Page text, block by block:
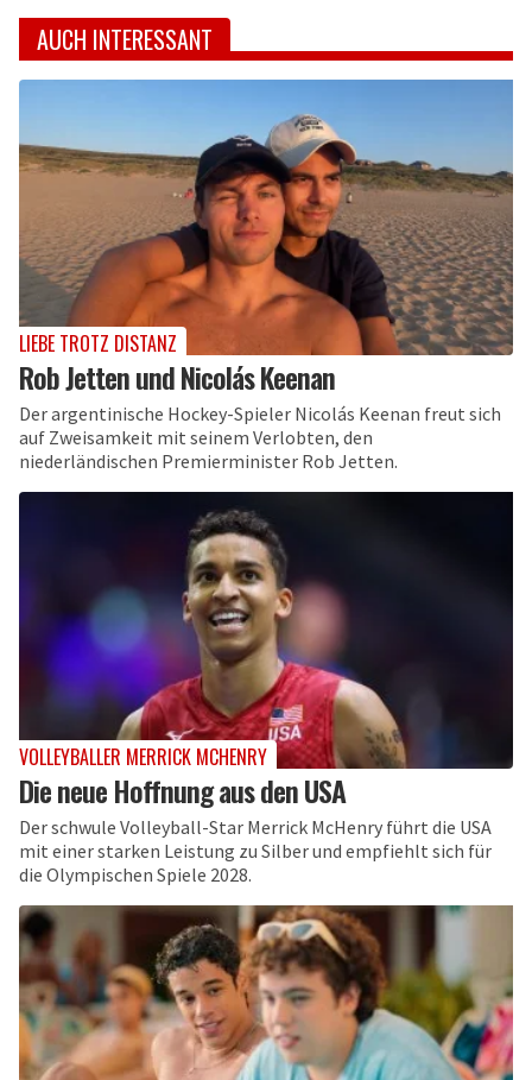
AUCH INTERESSANT
LIEBE TROTZ DISTANZ
Rob Jetten und Nicolás Keenan
Der argentinische Hockey-Spieler Nicolás Keenan freut sich
auf Zweisamkeit mit seinem Verlobten, den
niederländischen Premierminister Rob Jetten.
VOLLEYBALLER MERRICK MCHENRY
Die neue Hoffnung aus den USA
Der schwule Volleyball-Star Merrick McHenry führt die USA
mit einer starken Leistung zu Silber und empfiehlt sich für
die Olympischen Spiele 2028.